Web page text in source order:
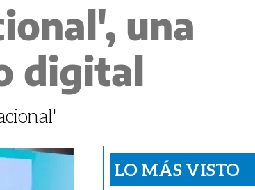
una
digital
LO MÁS VISTO